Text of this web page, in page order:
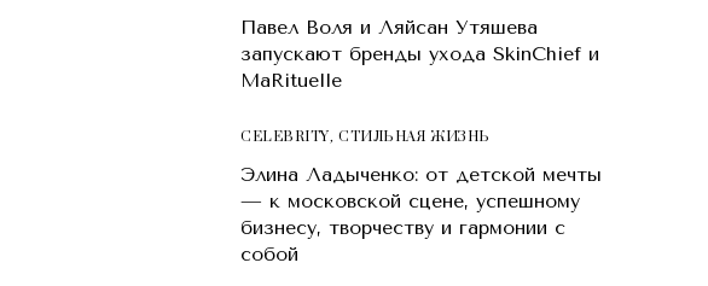
Павел Воля и Ляйсан Утяшева
запускают бренды ухода SkinChief и
MaRituelle
CELEBRITY,СТИЛЬНАЯ ЖИЗНЬ
Элина Ладыченко: от детской мечты
— к московской сцене, успешному
бизнесу, творчеству и гармонии с
собой